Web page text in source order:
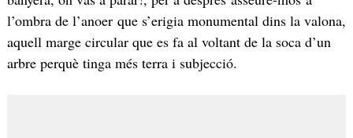
l’ombra de l’anoer que s’erigia monumental dins la valona,
aquell marge circular que es fa al voltant de la soca d’un
arbre perquè tinga més terra i subjecció.